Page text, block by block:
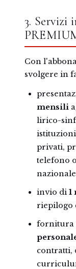
3. Servizi
Con
svolgere in
mensili
lirico-
privati,
telefono
invio di 1
riepilogo
fornitura
contratti,